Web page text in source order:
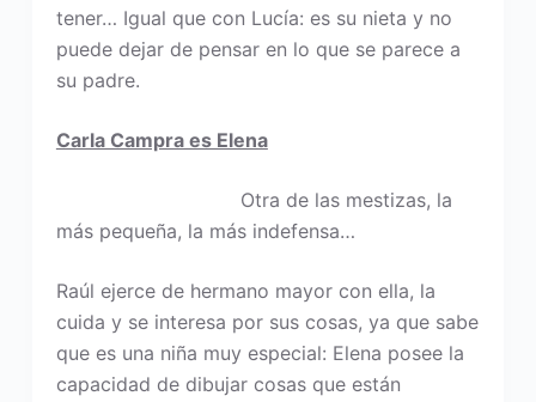
tener… Igual que con Lucía: es su nieta y no
puede dejar de pensar en lo que se parece a
su padre.
Carla Campra es Elena
Otra de las mestizas, la
más pequeña, la más indefensa…
Raúl ejerce de hermano mayor con ella, la
cuida y se interesa por sus cosas, ya que sabe
que es una niña muy especial: Elena posee la
capacidad de dibujar cosas que están